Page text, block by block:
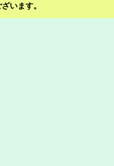
います。